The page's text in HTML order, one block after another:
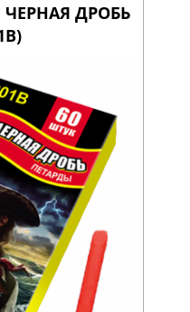
ЧЕРНАЯ ДРОБЬ